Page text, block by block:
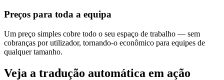
Preços para toda a equipa
Um preço simples cobre todo o seu espaço de trabalho — sem
cobranças por utilizador, tornando-o econômico para equipes de
qualquer tamanho.
Veja a tradução automática em ação